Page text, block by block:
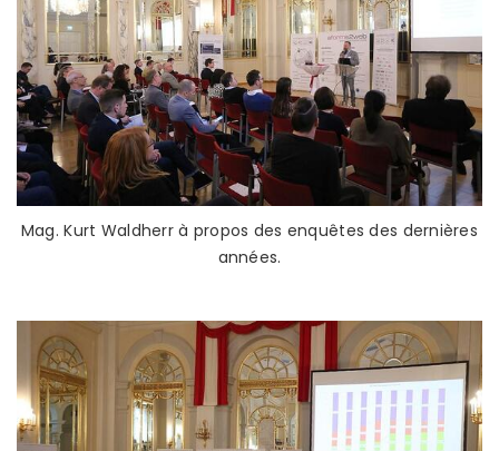
Mag. Kurt Waldherr à propos des enquêtes des dernières
années.